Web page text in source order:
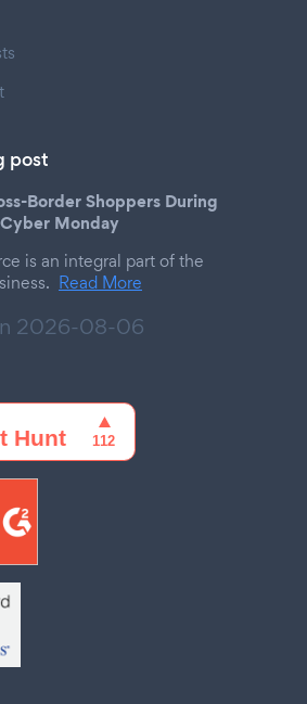
post
Border Shoppers During
Monday
is an integral part of the
Read More
2026-08-06